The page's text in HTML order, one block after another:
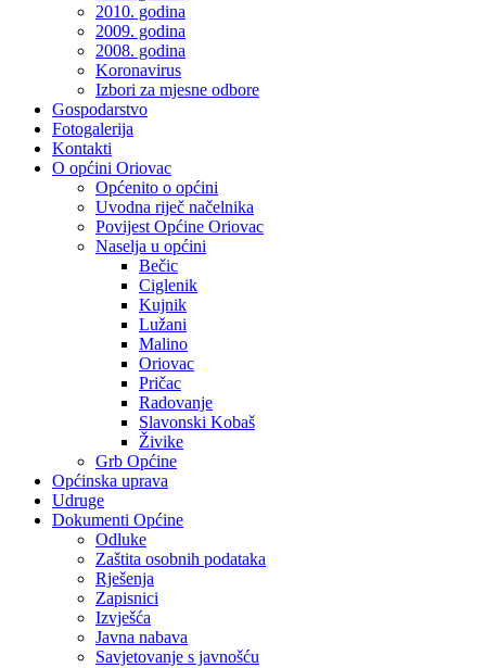
2010. godina
2009. godina
2008. godina
Koronavirus
Izbori za mjesne odbore
Gospodarstvo
Fotogalerija
Kontakti
O općini Oriovac
Općenito o općini
Uvodna riječ načelnika
Povijest Općine Oriovac
Naselja u općini
Bečic
Ciglenik
Kujnik
Lužani
Malino
Oriovac
Pričac
Radovanje
Slavonski Kobaš
Živike
Grb Općine
Općinska uprava
Udruge
Dokumenti Općine
Odluke
Zaštita osobnih podataka
Rješenja
Zapisnici
Izvješća
Javna nabava
Savjetovanje s javnošću